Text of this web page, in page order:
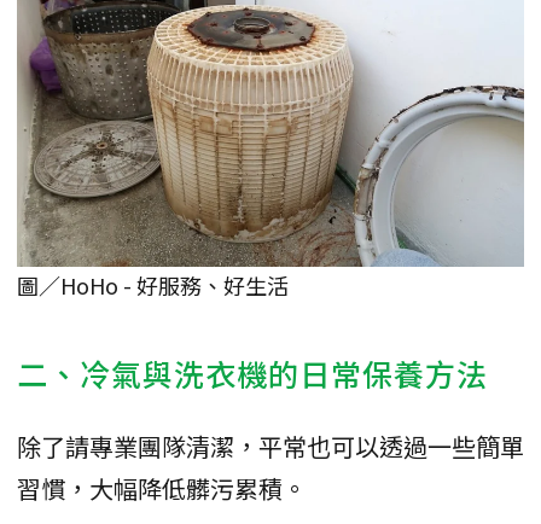
圖／HoHo - 好服務、好生活
二、冷氣與洗衣機的日常保養方法
除了請專業團隊清潔，平常也可以透過一些簡單
習慣，大幅降低髒污累積。